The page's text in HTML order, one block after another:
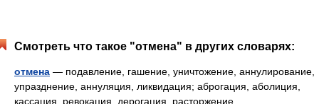
Смотреть что такое "отмена" в других словарях:
отмена — подавление, гашение, уничтожение, аннулирование,
упразднение, аннуляция, ликвидация; аброгация, аболиция,
кассация, ревокация, дерогация, расторжение,